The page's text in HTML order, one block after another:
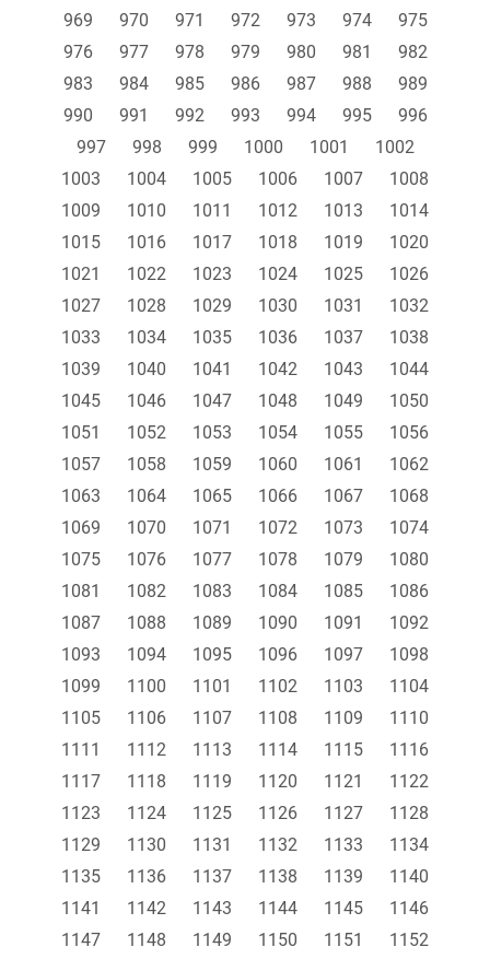
969
970 971 972 973 974
975
976
977 978 979 980 981
982
983
984 985 986 987 988
989
990
991 992 993 994 995
996
997
998 999 1000 1001
1002
1003
1004 1005 1006 1007
1008
1009
1010 1011 1012 1013
1014
1015
1016 1017 1018 1019
1020
1021
1022 1023 1024 1025
1026
1027
1028 1029 1030 1031
1032
1033
1034 1035 1036 1037
1038
1039
1040 1041 1042 1043
1044
1045
1046 1047 1048 1049
1050
1051
1052 1053 1054 1055
1056
1057
1058 1059 1060 1061
1062
1063
1064 1065 1066 1067
1068
1069
1070 1071 1072 1073
1074
1075
1076 1077 1078 1079
1080
1081
1082 1083 1084 1085
1086
1087
1088 1089 1090 1091
1092
1093
1094 1095 1096 1097
1098
1099
1100 1101 1102 1103
1104
1105
1106 1107 1108 1109
1110
1111
1112 1113 1114 1115
1116
1117
1118 1119 1120 1121
1122
1123
1124 1125 1126 1127
1128
1129
1130 1131 1132 1133
1134
1135
1136 1137 1138 1139
1140
1141
1142 1143 1144 1145
1146
1147
1148 1149 1150 1151 1152